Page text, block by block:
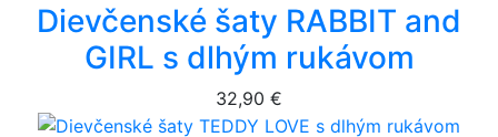
Dievčenské šaty RABBIT and
GIRL s dlhým rukávom
32,90 €